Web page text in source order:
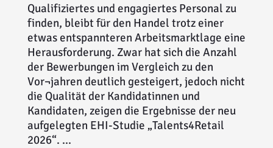
Qualifiziertes und engagiertes Personal zu
finden, bleibt für den Handel trotz einer
etwas entspannteren Arbeitsmarktlage eine
Herausforderung. Zwar hat sich die Anzahl
der Bewerbungen im Vergleich zu den
Vor¬jahren deutlich gesteigert, jedoch nicht
die Qualität der Kandidatinnen und
Kandidaten, zeigen die Ergebnisse der neu
aufgelegten EHI-Studie „Talents4Retail
2026“. ...